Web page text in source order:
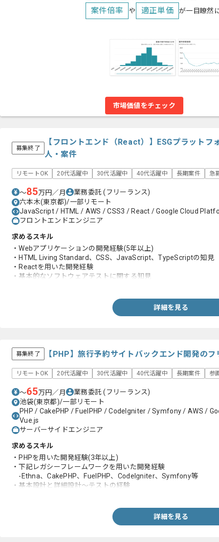
案件倍率 や 適正単価 が一目瞭然
市場価値をチェック
募集終了
【フロントエンド（React）】ESGプラットフ
人・案件
リモートOK 20代活躍中 30代活躍中 40代活躍中 長期案件 急
〜85万円／月 業務委託(フリーランス)
六本木(東京都)/一部リモート
JavaScript / HTML / AWS / CSS3 / React / Google Cloud
フロントエンドエンジニア
求めるスキル
・Webアプリケーションの開発経験(5年以上)
・HTML Living Standard、CSS、JavaScript、TypeScriptの知見
・Reactを用いた開発経験
・基本的なソフトウェアテストに関する知見
詳細を見る
募集終了 【PHP】旅行予約サイトバックエンド開発の
リモートOK 20代活躍中 30代活躍中 40代活躍中 長期案件 参
〜65万円／月 業務委託(フリーランス)
池袋(東京都)/一部リモート
PHP / CakePHP / FuelPHP / CodeIgniter / Symfony / AWS /
Vue.js
サーバーサイドエンジニア
求めるスキル
・PHPを用いた開発経験(3年以上)
・下記レガシーフレームワークを用いた開発経験
-Ethna、CakePHP、FuelPHP、CodeIgniter、Symfony等
・基本設計と詳細設計～テストの経験
詳細を見る